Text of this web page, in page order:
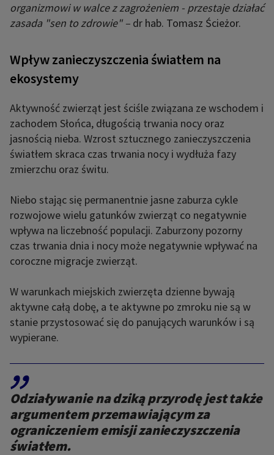
organizmowi w walce z zagrożeniem - przestaje działać
zasada "sen to zdrowie" – dr hab. Tomasz Ścieżor.
Wpływ zanieczyszczenia światłem na
ekosystemy
Aktywność zwierząt jest ściśle związana ze wschodem i
zachodem Słońca, długością trwania nocy oraz
jasnością nieba. Wzrost sztucznego zanieczyszczenia
światłem skraca czas trwania nocy i wydłuża fazy
zmierzchu oraz świtu.
Niebo stając się permanentnie jasne zaburza cykle
rozwojowe wielu gatunków zwierząt co negatywnie
wpływa na liczebność populacji. Zaburzony pozorny
czas trwania dnia i nocy może negatywnie wpływać na
coroczne migracje zwierząt.
W warunkach miejskich zwierzęta dzienne bywają
aktywne całą dobę, a te aktywne po zmroku nie są w
stanie przystosować się do panujących warunków i są
wypierane.
,,
Odziaływanie na dziką przyrodę jest także
argumentem przemawiającym za
ograniczeniem emisji zanieczyszczenia
światłem.